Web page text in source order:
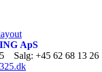
ApS
Salg: +45 62 68 13 26